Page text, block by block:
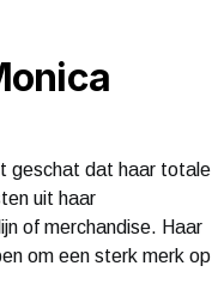
geschat dat haar totale
uit haar
of merchandise. Haar
om een sterk merk op